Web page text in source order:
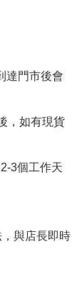
達門市後會
，如有現貨
3個工作天
與店長即時